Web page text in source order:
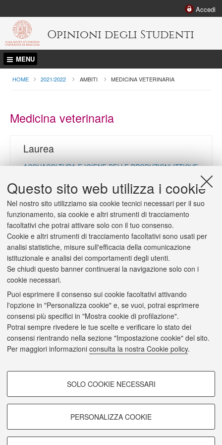
Questo sito web utilizza i cookie
Nel nostro sito utilizziamo sia cookie tecnici necessari per il suo
funzionamento, sia cookie e altri strumenti di tracciamento
facoltativi che potrai attivare solo con il tuo consenso.
Cookie e altri strumenti di tracciamento facoltativi sono usati per
analisi statistiche, misure sull'efficacia della comunicazione
istituzionale e analisi dei comportamenti degli utenti.
Se chiudi questo banner continuerai la navigazione solo con i
cookie necessari.
Puoi esprimere il consenso sui cookie facoltativi attivando
l'opzione in "Personalizza cookie" e, se vuoi, potrai esprimere
consensi più specifici in "Mostra cookie di profilazione".
Potrai sempre rivedere le tue scelte e verificare lo stato dei
consensi rientrando nella sezione "Impostazione cookie" del sito.
Per maggiori informazioni consulta la nostra Cookie policy.
COOKIE DI PROFILAZIONE -
Si tratta di cookie utilizzati per analizzare le caratteristiche della
navigazione degli utenti, creare profili in base al loro comportamento sul
Mostra cookie di profilazione
SOLO COOKIE NECESSARI
PERSONALIZZA COOKIE
Accedi
Opinioni degli Studenti
MENU
HOME 2021/2022 AMBITI CURRENT:
MEDICINA VETERINARIA
Medicina veterinaria
Laurea
ACQUACOLTURA E IGIENE DELLE PRODUZIONI ITTICHE
Laurea Magistrale
BIOTECNOLOGIE ANIMALI
Sede didattica:
Ozzano dell'Eminlia
FOOD ANIMAL METABOLISM AND MANAGEMENT IN
THE CIRCULAR ECONOMY
Sede didattica:
SICUREZZA, QUALITÀ E SOSTENIBILITA' DELLE
PRODUZIONI ANIMALI
Sede didattica:Ozzano dell'Eminlia
Laurea Magistrale a Ciclo Unico
MEDICINA VETERINARIA
Sede didattica:Ozzano dell'Eminlia
© 2026 - ALMA MATER STUDIORUM - Università di Bologna - Via
Zamboni, 33 - 40126 Bologna - Partita IVA: 01131710376